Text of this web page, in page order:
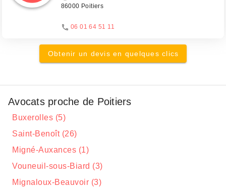
86000 Poitiers
06 01 64 51 11
Obtenir un devis en quelques clics
Avocats proche de Poitiers
Buxerolles (5)
Saint-Benoît (26)
Migné-Auxances (1)
Vouneuil-sous-Biard (3)
Mignaloux-Beauvoir (3)